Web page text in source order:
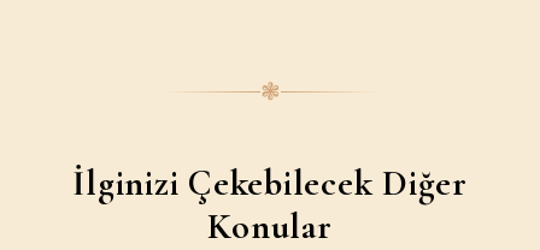
❃
İlginizi Çekebilecek Diğer
Konular